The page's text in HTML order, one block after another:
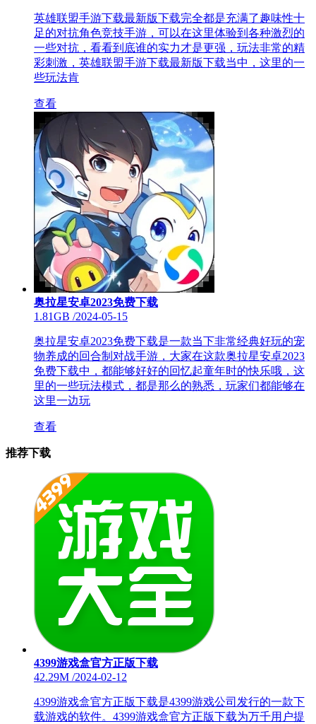
英雄联盟手游下载最新版下载完全都是充满了趣味性十
足的对抗角色竞技手游，可以在这里体验到各种激烈的
一些对抗，看看到底谁的实力才是更强，玩法非常的精
彩刺激，英雄联盟手游下载最新版下载当中，这里的一
些玩法肯
查看
奥拉星安卓2023免费下载
1.81GB /2024-05-15
奥拉星安卓2023免费下载是一款当下非常经典好玩的宠
物养成的回合制对战手游，大家在这款奥拉星安卓2023
免费下载中，都能够好好的回忆起童年时的快乐哦，这
里的一些玩法模式，都是那么的熟悉，玩家们都能够在
这里一边玩
查看
推荐下载
4399游戏盒官方正版下载
42.29M /2024-02-12
4399游戏盒官方正版下载是4399游戏公司发行的一款下
载游戏的软件。4399游戏盒官方正版下载为万千用户提